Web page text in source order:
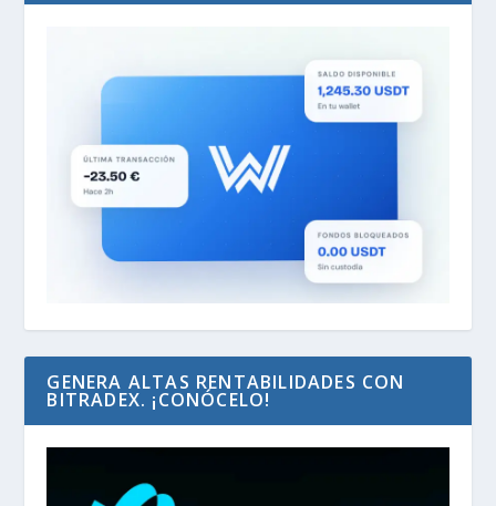
GENERA ALTAS RENTABILIDADES CON
BITRADEX. ¡CONÓCELO!